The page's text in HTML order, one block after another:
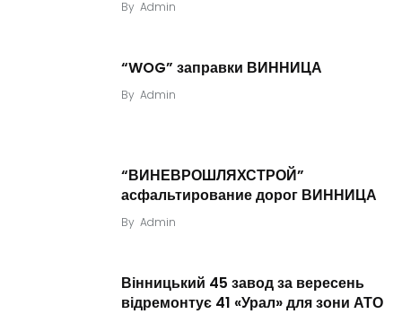
By Admin
“WOG” заправки ВИННИЦА
By Admin
“ВИНЕВРОШЛЯХСТРОЙ”
асфальтирование дорог ВИННИЦА
By Admin
Вінницький 45 завод за вересень
відремонтує 41 «Урал» для зони АТО